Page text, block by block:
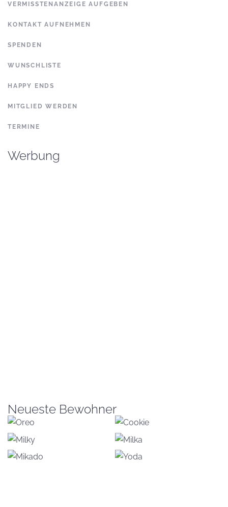
VERMISSTENANZEIGE AUFGEBEN
KONTAKT AUFNEHMEN
SPENDEN
WUNSCHLISTE
HAPPY ENDS
MITGLIED WERDEN
TERMINE
Werbung
Neueste Bewohner